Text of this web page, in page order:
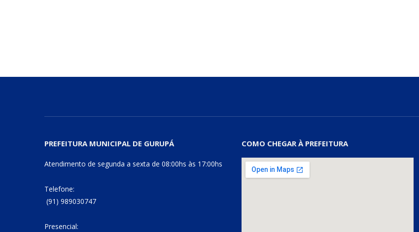
PREFEITURA MUNICIPAL DE GURUPÁ
Atendimento de segunda a sexta de 08:00hs às 17:00hs
Telefone:
(91) 989030747
Presencial:
COMO CHEGAR À PREFEITURA